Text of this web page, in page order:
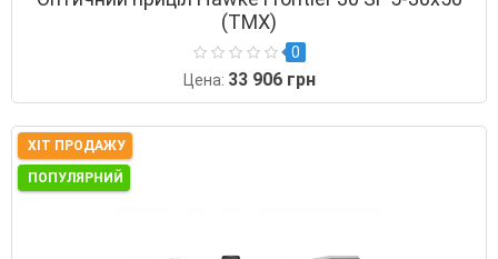
(TMX)
0
Цена: 33 906 грн
ХІТ ПРОДАЖУ
ПОПУЛЯРНИЙ